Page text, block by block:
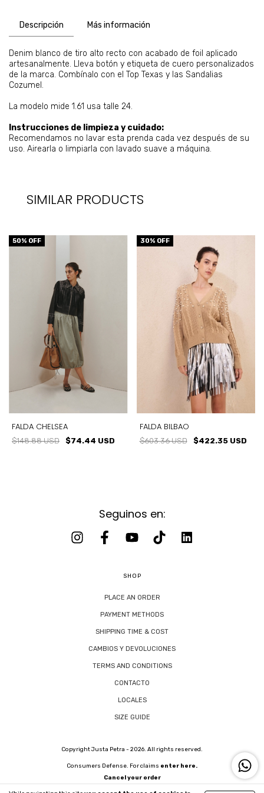
Descripción Más información
Denim blanco de tiro alto recto con acabado de foil aplicado
artesanalmente. Lleva botón y etiqueta de cuero personalizados
de la marca. Combínalo con el Top Texas y las Sandalias
Cozumel.
La modelo mide 1.61 usa talle 24.
Instrucciones de limpieza y cuidado:
Recomendamos no lavar esta prenda cada vez después de su
uso. Airearla o limpiarla con lavado suave a máquina.
SIMILAR PRODUCTS
50% OFF
FALDA CHELSEA
$148.88 USD $74.44 USD
30% OFF
FALDA BILBAO
$603.36 USD $422.35 USD
Seguinos en:
SHOP
PLACE AN ORDER
PAYMENT METHODS
SHIPPING TIME & COST
CAMBIOS Y DEVOLUCIONES
TERMS AND CONDITIONS
CONTACTO
LOCALES
SIZE GUIDE
Copyright Justa Petra - 2026. All rights reserved.
Consumers Defense. For claims enter here.
Cancel your order